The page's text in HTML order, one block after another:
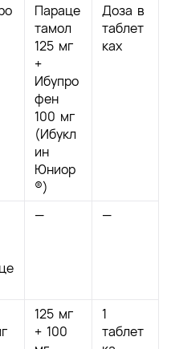
Параце
тамол
125 мг
+
Ибупро
фен
100 мг
(Ибукл
ин
Юниор
®)
Доза в
таблет
ках
— —
125 мг
+ 100
1
таблет